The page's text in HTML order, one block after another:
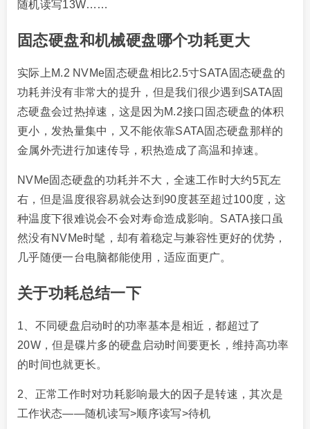
随机读写13W……
固态硬盘和机械硬盘哪个功耗更大
实际上M.2 NVMe固态硬盘相比2.5寸SATA固态硬盘的
功耗并没有非常大的提升，但是我们很少遇到SATA固
态硬盘会过热掉速，这是因为M.2接口固态硬盘的体积
更小，发热量集中，又不能依靠SATA固态硬盘那样的
金属外壳进行加速传导，积热造成了高温和掉速。
NVMe固态硬盘的功耗并不大，全速工作时大约5瓦左
右，但是温度很容易就会达到90度甚至超过100度，这
种温度下很难说会不会对寿命造成影响。SATA接口虽
然没有NVMe时髦，却有着稳定与兼容性更好的优势，
几乎随便一台电脑都能使用，适应面更广。
关于功耗总结一下
1、不同硬盘启动时的功率基本是相近，都超过了
20W，但是碟片多的硬盘启动时间要更长，维持高功率
的时间也就更长。
2、正常工作时对功耗影响最大的因子是转速，其次是
工作状态——随机读写>顺序读写>待机